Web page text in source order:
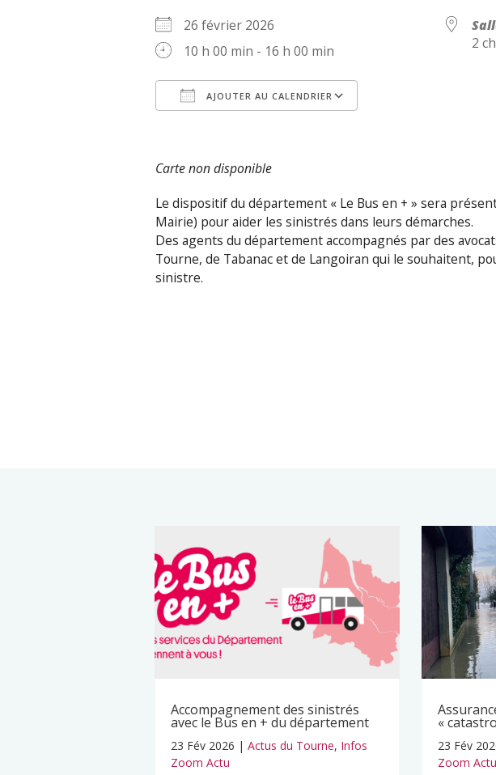
26 février 2026
10 h 00 min - 16 h 00 min
AJOUTER AU CALENDRIER
2
Carte non disponible
Le dispositif du département « Le Bus en + » sera
Mairie) pour aider les sinistrés dans leurs démarches.
Des agents du département accompagnés par des
Tourne, de Tabanac et de Langoiran qui le souhaitent,
sinistre.
Accompagnement des sinistrés
avec le Bus en + du département
23 Fév 2026 | Actus du Tourne, Infos
Zoom Actu
«
23 Fév
Zoom Actu